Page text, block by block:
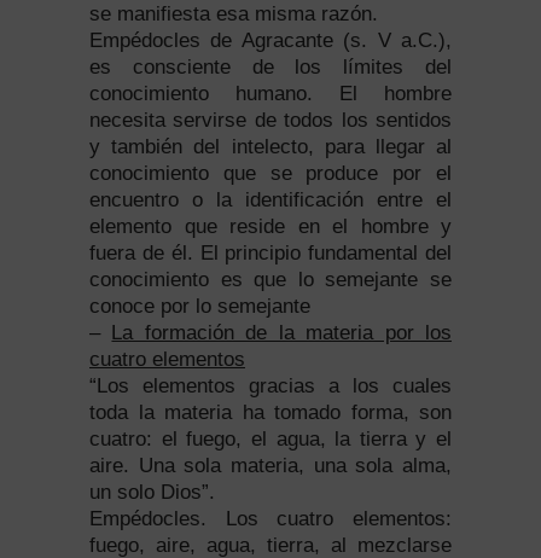
se manifiesta esa misma razón.
Empédocles de Agracante (s. V a.C.),
es consciente de los límites del
conocimiento humano. El hombre
necesita servirse de todos los sentidos
y también del intelecto, para llegar al
conocimiento que se produce por el
encuentro o la identificación entre el
elemento que reside en el hombre y
fuera de él. El principio fundamental del
conocimiento es que lo semejante se
conoce por lo semejante
– La formación de la materia por los
cuatro elementos
“Los elementos gracias a los cuales
toda la materia ha tomado forma, son
cuatro: el fuego, el agua, la tierra y el
aire. Una sola materia, una sola alma,
un solo Dios”.
Empédocles. Los cuatro elementos:
fuego, aire, agua, tierra, al mezclarse